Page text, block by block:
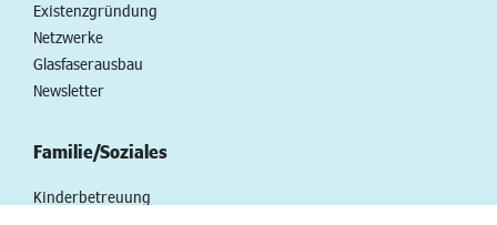
Existenzgründung
Netzwerke
Glasfaserausbau
Newsletter
Familie/Soziales
Kinderbetreuung